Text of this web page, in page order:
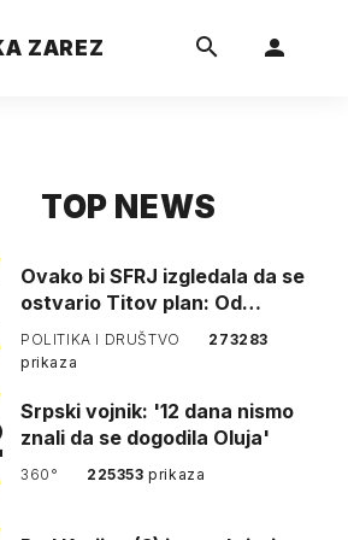
ZAREZ
TOP NEWS
Ovako bi SFRJ izgledala da se
ostvario Titov plan: Od
Klagenfurta do Istanbula!
POLITIKA I DRUŠTVO
273283
prikaza
Srpski vojnik: '12 dana nismo
znali da se dogodila Oluja'
360° 225353prikaza